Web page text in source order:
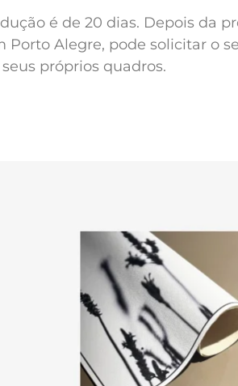
é de 20 dias. Depois da
Alegre, pode solicitar o
próprios quadros.